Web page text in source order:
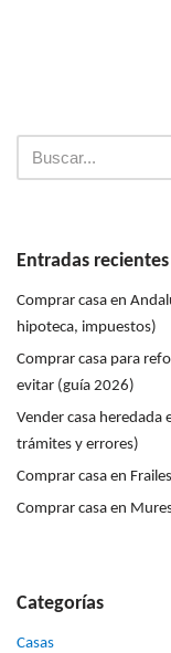
Entradas recientes
Comprar casa en
hipoteca, impuestos)
Comprar casa para
evitar (guía 2026)
Vender casa heredada
trámites y errores)
Comprar casa en
Comprar casa en
Categorías
Casas